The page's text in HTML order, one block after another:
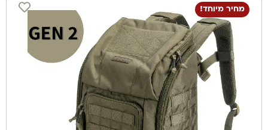
מחיר מיוחד!